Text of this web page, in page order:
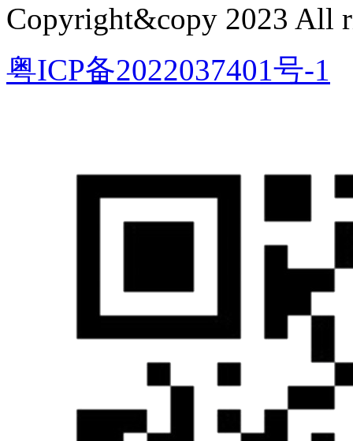
Copyright&copy 2023 All
粤ICP备2022037401号-1